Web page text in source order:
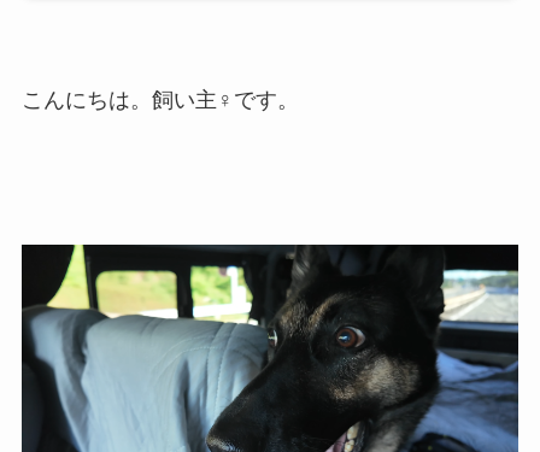
こんにちは。飼い主♀です。